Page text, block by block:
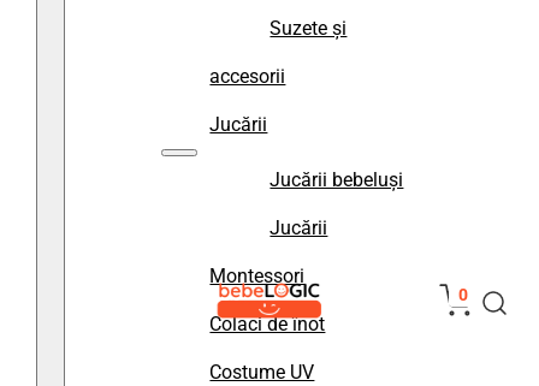
Suzete și
accesorii
Jucării
Jucării bebeluși
Jucării
Montessori
Colaci de înot
Costume UV
0